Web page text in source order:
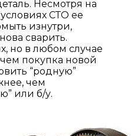
Несмотря на
условиях СТО ее
изнутри,
сварить.
но в любом случае
покупка новой
“родную”
чем
или б/у.